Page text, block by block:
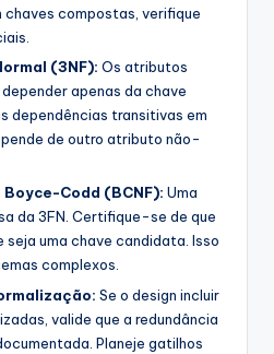
chaves compostas, verifique
(3NF): Os atributos
apenas da chave
dependências transitivas em
de outro atributo não-
Boyce-Codd (BCNF): Uma
da 3FN. Certifique-se de que
uma chave candidata. Isso
complexos.
Se o design incluir
valide que a redundância
Planeje gatilhos